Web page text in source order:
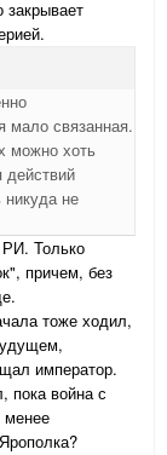
мало связанная.
можно хоть
действий
не
Только
причем, без
тоже ходил,
император.
пока война с
менее